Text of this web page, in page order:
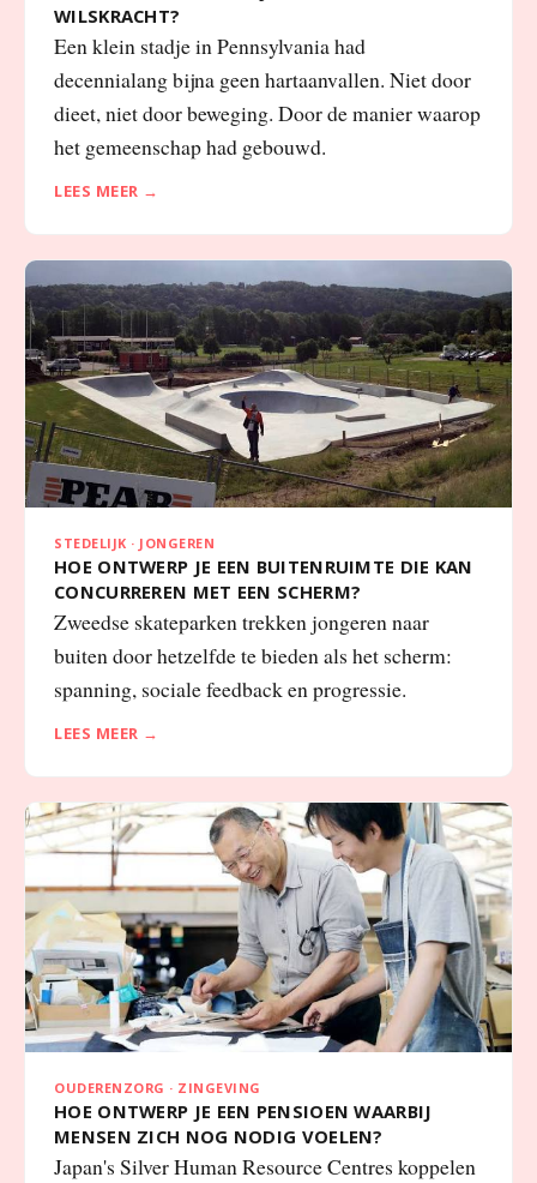
WILSKRACHT?
Een klein stadje in Pennsylvania had
decennialang bijna geen hartaanvallen. Niet door
dieet, niet door beweging. Door de manier waarop
het gemeenschap had gebouwd.
LEES MEER →
STEDELIJK · JONGEREN
HOE ONTWERP JE EEN BUITENRUIMTE DIE KAN
CONCURREREN MET EEN SCHERM?
Zweedse skateparken trekken jongeren naar
buiten door hetzelfde te bieden als het scherm:
spanning, sociale feedback en progressie.
LEES MEER →
OUDERENZORG · ZINGEVING
HOE ONTWERP JE EEN PENSIOEN WAARBIJ
MENSEN ZICH NOG NODIG VOELEN?
Japan's Silver Human Resource Centres koppelen